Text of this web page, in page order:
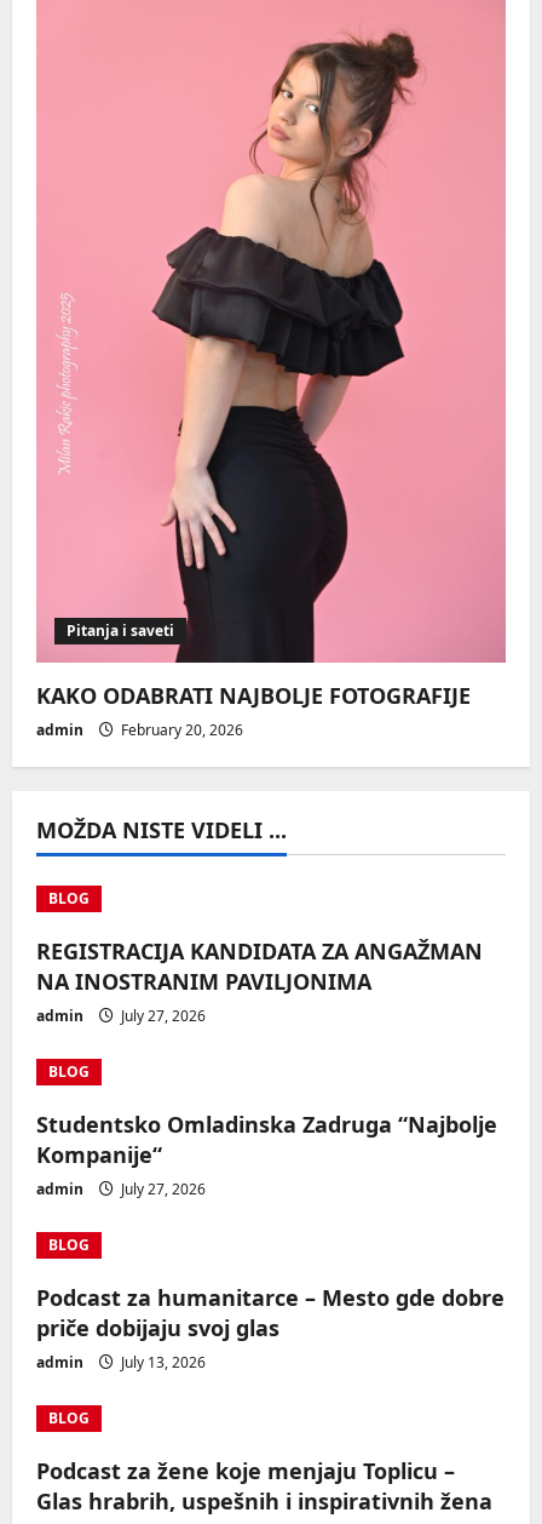
Pitanja i saveti
KAKO ODABRATI NAJBOLJE FOTOGRAFIJE
admin February 20, 2026
MOŽDA NISTE VIDELI ...
BLOG
REGISTRACIJA KANDIDATA ZA ANGAŽMAN
NA INOSTRANIM PAVILJONIMA
admin July 27, 2026
BLOG
Studentsko Omladinska Zadruga “Najbolje
Kompanije“
admin July 27, 2026
BLOG
Podcast za humanitarce – Mesto gde dobre
priče dobijaju svoj glas
admin July 13, 2026
BLOG
Podcast za žene koje menjaju Toplicu –
Glas hrabrih, uspešnih i inspirativnih žena